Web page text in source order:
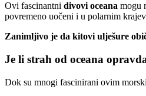
Ovi fascinantni divovi oceana mogu
povremeno uočeni i u polarnim
Zanimljivo je da kitovi ulješure
Je li strah od oceana
Dok su mnogi fascinirani ovim